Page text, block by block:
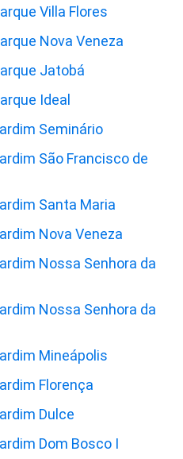
Villa Flores
Nova Veneza
Jatobá
Ideal
Seminário
São Francisco de
Santa Maria
Nova Veneza
Nossa Senhora da
Nossa Senhora da
Mineápolis
Florença
Dulce
Dom Bosco I